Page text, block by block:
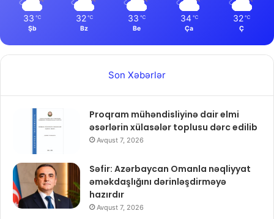
33 ℃
Şb
32 ℃
Bz
33 ℃
Be
34 ℃
Ça
32 ℃
Ç
Son Xəbərlər
Proqram mühəndisliyinə dair elmi
əsərlərin xülasələr toplusu dərc edilib
Avqust 7, 2026
Səfir: Azərbaycan Omanla nəqliyyat
əməkdaşlığını dərinləşdirməyə
hazırdır
Avqust 7, 2026